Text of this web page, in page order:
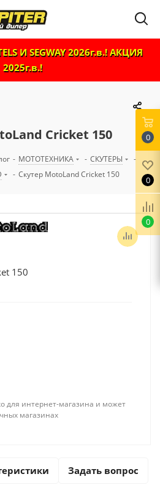
И SEGWAY 2026г.в.! АКЦИЯ
2025г.в.!
Cricket 150
- МОТОТЕХНИКА - СКУТЕРЫ
-
- Скутер MotoLand Cricket 150
150
для интернет-магазина и может
магазинах
Задать вопрос
0
0
0